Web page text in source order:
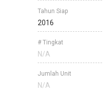
Tahun Siap
2016
# Tingkat
N/A
Jumlah Unit
N/A